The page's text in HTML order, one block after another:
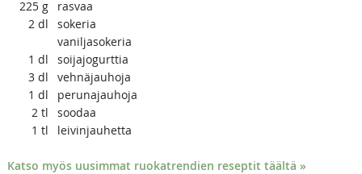
225 g
rasvaa
2 dl
sokeria
vaniljasokeria
1 dl
soijajogurttia
3 dl
vehnäjauhoja
1 dl
perunajauhoja
2 tl
soodaa
1 tl leivinjauhetta
Katso myös uusimmat ruokatrendien reseptit täältä »